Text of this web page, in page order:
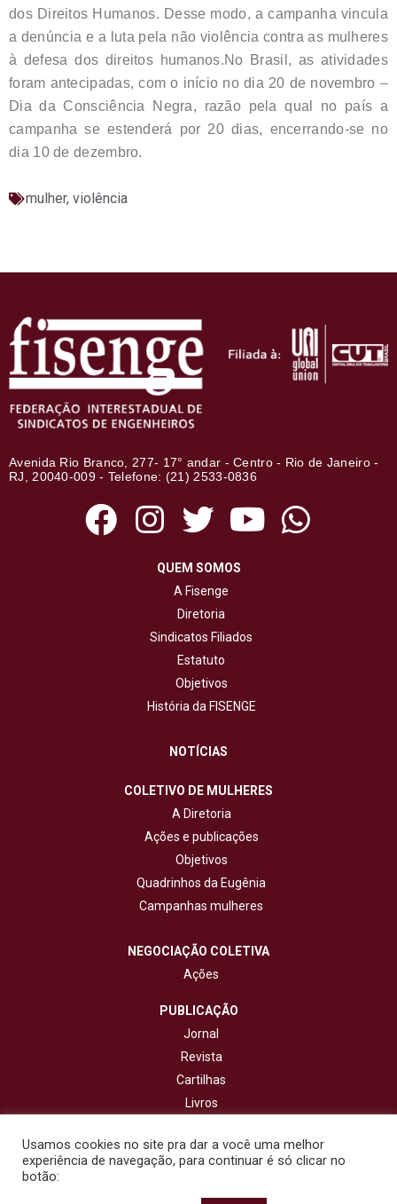
dos Direitos Humanos. Desse modo, a campanha vincula
a denúncia e a luta pela não violência contra as mulheres
à defesa dos direitos humanos.No Brasil, as atividades
foram antecipadas, com o início no dia 20 de novembro –
Dia da Consciência Negra, razão pela qual no país a
campanha se estenderá por 20 dias, encerrando-se no
dia 10 de dezembro.
mulher, violência
Avenida Rio Branco, 277- 17° andar - Centro - Rio de Janeiro -
RJ, 20040-009 - Telefone: (21) 2533-0836
QUEM SOMOS
A Fisenge
Diretoria
Sindicatos Filiados
Estatuto
Objetivos
História da FISENGE
NOTÍCIAS
COLETIVO DE MULHERES
A Diretoria
Ações e publicações
Objetivos
Quadrinhos da Eugênia
Campanhas mulheres
NEGOCIAÇÃO COLETIVA
Ações
PUBLICAÇÃO
Jornal
Revista
Cartilhas
Livros
CONTATO
Usamos cookies no site pra dar a você uma melhor
experiência de navegação, para continuar é só clicar no
botão: